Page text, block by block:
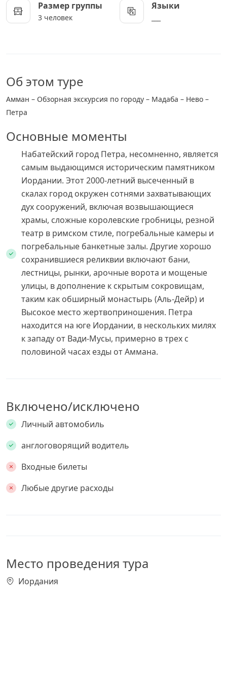
Размер группы
3 человек
Языки
Об этом туре
Амман – Обзорная экскурсия по городу – Мадаба – Нево –
Петра
Основные моменты
Набатейский город Петра, несомненно, является
самым выдающимся историческим памятником
Иордании. Этот 2000-летний высеченный в
скалах город окружен сотнями захватывающих
дух сооружений, включая возвышающиеся
храмы, сложные королевские гробницы, резной
театр в римском стиле, погребальные камеры и
погребальные банкетные залы. Другие хорошо
сохранившиеся реликвии включают бани,
лестницы, рынки, арочные ворота и мощеные
улицы, в дополнение к скрытым сокровищам,
таким как обширный монастырь (Аль-Дейр) и
Высокое место жертвоприношения. Петра
находится на юге Иордании, в нескольких милях
к западу от Вади-Мусы, примерно в трех с
половиной часах езды от Аммана.
Включено/исключено
Личный автомобиль
англоговорящий водитель
Входные билеты
Любые другие расходы
Место проведения тура
Иордания